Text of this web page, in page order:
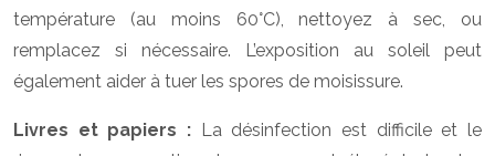
température (au moins 60°C), nettoyez à sec, ou
remplacez si nécessaire. L’exposition au soleil peut
également aider à tuer les spores de moisissure.
Livres et papiers : La désinfection est difficile et le